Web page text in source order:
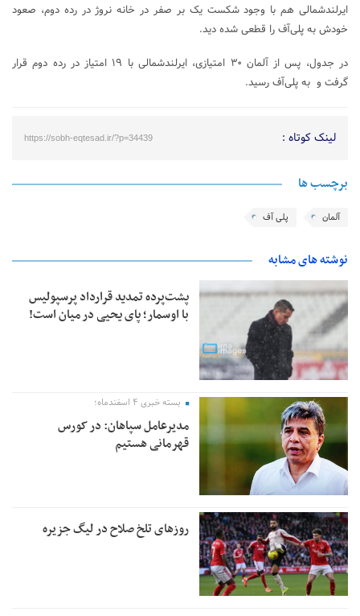
ایرلندشمالی هم با وجود شکست یک بر صفر در خانه نروژ در رده دوم، صعود
خودش به پلی‌آف را قطعی شده دید.
در جدول، پس از آلمان ۳۰ امتیازی، ایرلندشمالی با ۱۹ امتیاز در رده دوم قرار
گرفت و به پلی‌آف رسید.
لینک کوتاه : https://sobh-eqtesad.ir/?p=34439
برچسب ها
آلمان پلی آف
نوشته های مشابه
پشت‌پرده تمدید قرارداد پرسپولیس
با اوسمار؛ پای یحیی در میان است!
بسته خبری ۴ اسفندماه؛
مدیرعامل سپاهان: در کورس
قهرمانی هستیم
روزهای تلخ صلاح در لیگ جزیره